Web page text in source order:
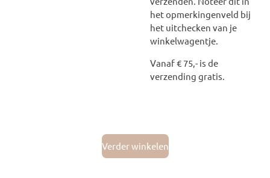
het opmerkingenveld bij
het uitchecken van je
winkelwagentje.
Vanaf € 75,- is de
verzending gratis.
Verder winkelen